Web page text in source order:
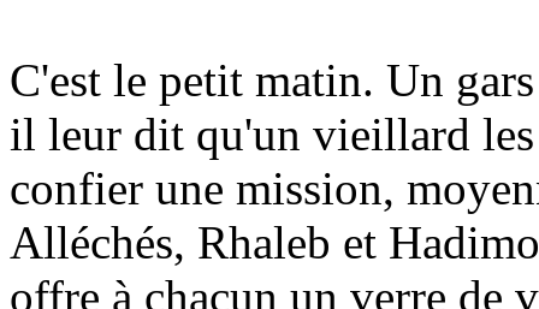
C'est le petit matin. Un
il leur dit qu'un vieillard
confier une mission,
Alléchés, Rhaleb et
offre à chacun un verre de